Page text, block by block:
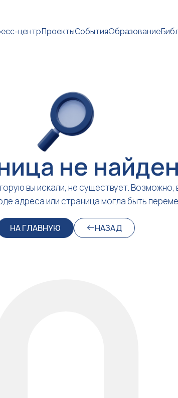
центрПроектыСобытияОбразование
не
вы искали, не существует. Возможно,
адреса или страница могла быть
НА ГЛАВНУЮ НАЗАД